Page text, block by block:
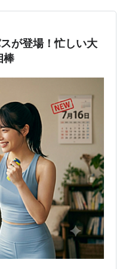
が登場！忙しい大
棒